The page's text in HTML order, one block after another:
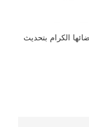
الكرام بتحديث